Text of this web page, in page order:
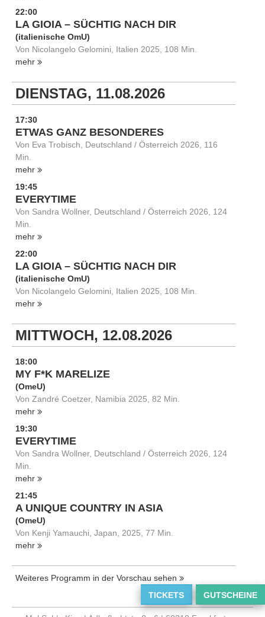
TICKETS GUTSCHEINE
22:00
LA GIOIA – SÜCHTIG NACH DIR
(italienische OmU)
Von Nicolangelo Gelomini, Italien 2025, 108 Min.
mehr
DIENSTAG, 11.08.2026
17:30
ETWAS GANZ BESONDERES
Von Eva Trobisch, Deutschland / Österreich 2026, 116
Min.
mehr
19:45
EVERYTIME
Von Sandra Wollner, Deutschland / Österreich 2026, 124
Min.
mehr
22:00
LA GIOIA – SÜCHTIG NACH DIR
(italienische OmU)
Von Nicolangelo Gelomini, Italien 2025, 108 Min.
mehr
MITTWOCH, 12.08.2026
18:00
MY F*K MARELIZE
(OmeU)
Von Zandré Coetzer, Namibia 2025, 82 Min.
mehr
19:30
EVERYTIME
Von Sandra Wollner, Deutschland / Österreich 2026, 124
Min.
mehr
21:45
A UNIQUE COUNTRY IN ASIA
(OmeU)
Von Kenji Yamauchi, Japan, 2025, 77 Min.
mehr
Weiteres Programm in der Vorschau sehen